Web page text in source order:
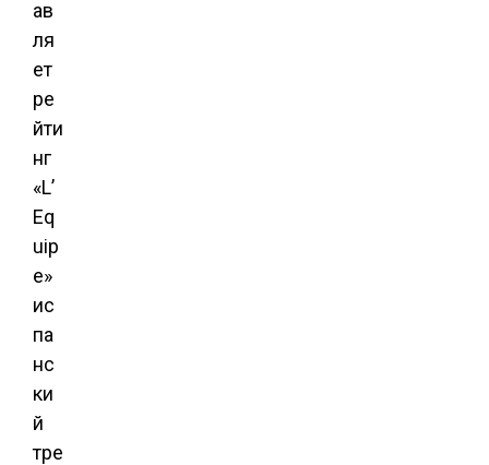
ав
ля
ет
ре
йти
нг
«L’
Eq
uip
e»
ис
па
нс
ки
й
тре